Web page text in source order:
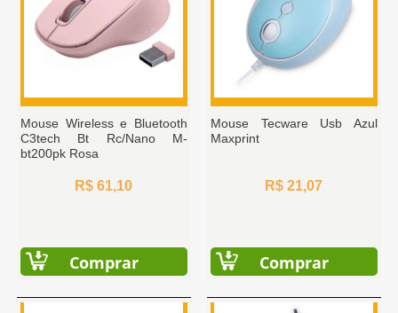
Mouse Wireless e Bluetooth
C3tech Bt Rc/Nano M-
bt200pk Rosa
R$ 61,10
Comprar
Mouse Tecware Usb Azul
Maxprint
R$ 21,07
Comprar